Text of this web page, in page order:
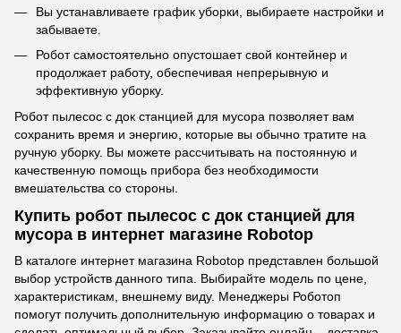
Вы устанавливаете график уборки, выбираете настройки и
забываете.
Робот самостоятельно опустошает свой контейнер и
продолжает работу, обеспечивая непрерывную и
эффективную уборку.
Робот пылесос с док станцией для мусора позволяет вам
сохранить время и энергию, которые вы обычно тратите на
ручную уборку. Вы можете рассчитывать на постоянную и
качественную помощь прибора без необходимости
вмешательства со стороны.
Купить робот пылесос с док станцией для
мусора в интернет магазине Robotop
В каталоге интернет магазина Robotop представлен большой
выбор устройств данного типа. Выбирайте модель по цене,
характеристикам, внешнему виду. Менеджеры Роботоп
помогут получить дополнительную информацию о товарах и